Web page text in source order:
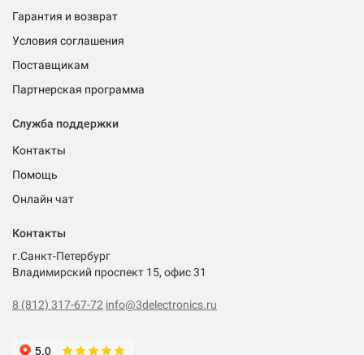
Гарантия и возврат
Условия соглашения
Поставщикам
Партнерская программа
Служба поддержки
Контакты
Помощь
Онлайн чат
Контакты
г.Санкт-Петербург
Владимирский проспект 15, офис 31
8 (812) 317-67-72 info@3delectronics.ru